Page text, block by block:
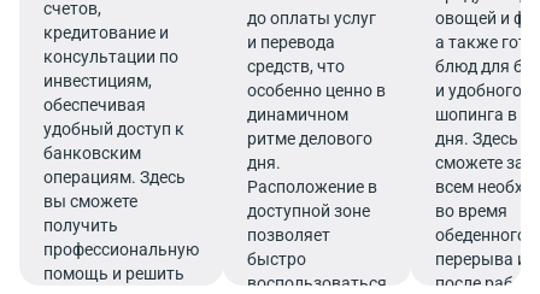
счетов,
кредитование и
консультации по
инвестициям,
обеспечивая
удобный доступ к
банковским
операциям. Здесь
вы сможете
получить
профессиональную
помощь и решить
до оплаты услуг
и перевода
средств, что
особенно ценно в
динамичном
ритме делового
дня.
Расположение в
доступной зоне
позволяет
быстро
воспользоваться
овощей и
а также
блюд для
и удобного
шопинга в
дня. Здесь
сможете
всем
во время
обеденного
перерыва
после